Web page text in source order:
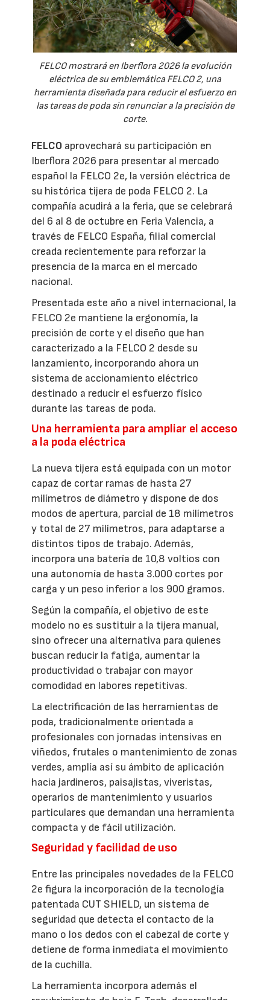
FELCO mostrará en Iberflora 2026 la evolución
eléctrica de su emblemática FELCO 2, una
herramienta diseñada para reducir el esfuerzo en
las tareas de poda sin renunciar a la precisión de
corte.
FELCO aprovechará su participación en
Iberflora 2026 para presentar al mercado
español la FELCO 2e, la versión eléctrica de
su histórica tijera de poda FELCO 2. La
compañía acudirá a la feria, que se celebrará
del 6 al 8 de octubre en Feria Valencia, a
través de FELCO España, filial comercial
creada recientemente para reforzar la
presencia de la marca en el mercado
nacional.
Presentada este año a nivel internacional, la
FELCO 2e mantiene la ergonomía, la
precisión de corte y el diseño que han
caracterizado a la FELCO 2 desde su
lanzamiento, incorporando ahora un
sistema de accionamiento eléctrico
destinado a reducir el esfuerzo físico
durante las tareas de poda.
Una herramienta para ampliar el acceso
a la poda eléctrica
La nueva tijera está equipada con un motor
capaz de cortar ramas de hasta 27
milímetros de diámetro y dispone de dos
modos de apertura, parcial de 18 milímetros
y total de 27 milímetros, para adaptarse a
distintos tipos de trabajo. Además,
incorpora una batería de 10,8 voltios con
una autonomía de hasta 3.000 cortes por
carga y un peso inferior a los 900 gramos.
Según la compañía, el objetivo de este
modelo no es sustituir a la tijera manual,
sino ofrecer una alternativa para quienes
buscan reducir la fatiga, aumentar la
productividad o trabajar con mayor
comodidad en labores repetitivas.
La electrificación de las herramientas de
poda, tradicionalmente orientada a
profesionales con jornadas intensivas en
viñedos, frutales o mantenimiento de zonas
verdes, amplía así su ámbito de aplicación
hacia jardineros, paisajistas, viveristas,
operarios de mantenimiento y usuarios
particulares que demandan una herramienta
compacta y de fácil utilización.
Seguridad y facilidad de uso
Entre las principales novedades de la FELCO
2e figura la incorporación de la tecnología
patentada CUT SHIELD, un sistema de
seguridad que detecta el contacto de la
mano o los dedos con el cabezal de corte y
detiene de forma inmediata el movimiento
de la cuchilla.
La herramienta incorpora además el